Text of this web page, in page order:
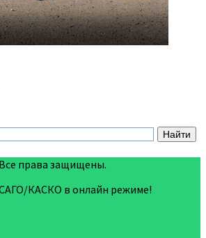
права защищены.
КАСКО в онлайн режиме!